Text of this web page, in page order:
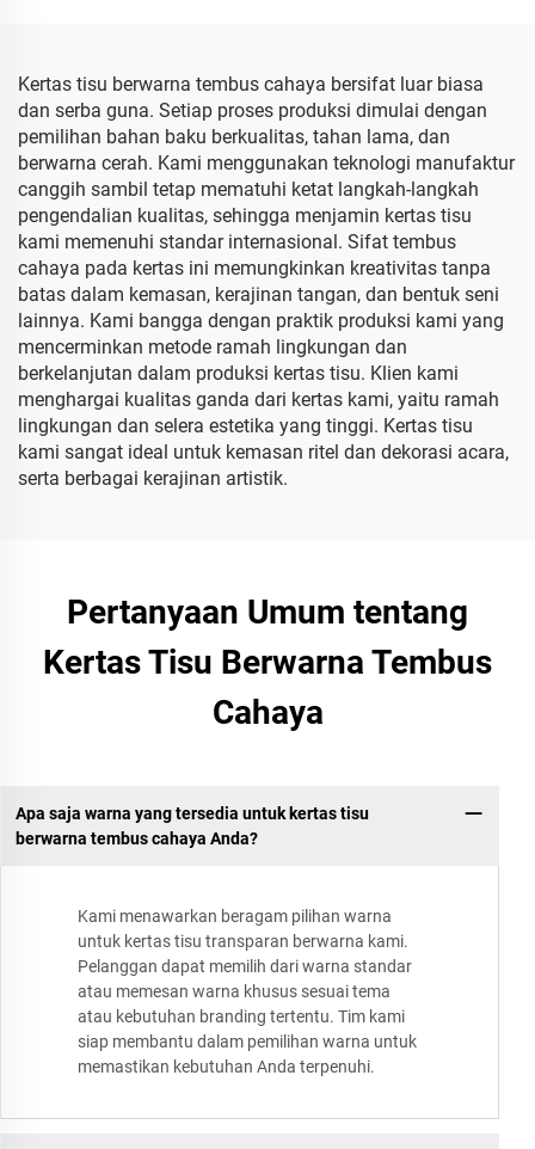
Kertas tisu berwarna tembus cahaya bersifat luar biasa
dan serba guna. Setiap proses produksi dimulai dengan
pemilihan bahan baku berkualitas, tahan lama, dan
berwarna cerah. Kami menggunakan teknologi manufaktur
canggih sambil tetap mematuhi ketat langkah-langkah
pengendalian kualitas, sehingga menjamin kertas tisu
kami memenuhi standar internasional. Sifat tembus
cahaya pada kertas ini memungkinkan kreativitas tanpa
batas dalam kemasan, kerajinan tangan, dan bentuk seni
lainnya. Kami bangga dengan praktik produksi kami yang
mencerminkan metode ramah lingkungan dan
berkelanjutan dalam produksi kertas tisu. Klien kami
menghargai kualitas ganda dari kertas kami, yaitu ramah
lingkungan dan selera estetika yang tinggi. Kertas tisu
kami sangat ideal untuk kemasan ritel dan dekorasi acara,
serta berbagai kerajinan artistik.
Pertanyaan Umum tentang
Kertas Tisu Berwarna Tembus
Cahaya
Apa saja warna yang tersedia untuk kertas tisu
berwarna tembus cahaya Anda?
Kami menawarkan beragam pilihan warna
untuk kertas tisu transparan berwarna kami.
Pelanggan dapat memilih dari warna standar
atau memesan warna khusus sesuai tema
atau kebutuhan branding tertentu. Tim kami
siap membantu dalam pemilihan warna untuk
memastikan kebutuhan Anda terpenuhi.